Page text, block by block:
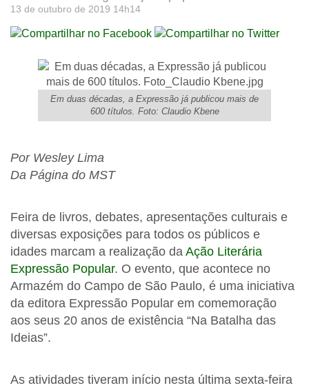
13 de outubro de 2019 14h14
Em duas décadas, a Expressão já publicou mais de
600 títulos. Foto: Claudio Kbene
Por Wesley Lima
Da Página do MST
Feira de livros, debates, apresentações culturais e
diversas exposições para todos os públicos e
idades marcam a realização da Ação Literária
Expressão Popular. O evento, que acontece no
Armazém do Campo de São Paulo, é uma iniciativa
da editora Expressão Popular em comemoração
aos seus 20 anos de existência “Na Batalha das
Ideias”.
As atividades tiveram início nesta última sexta-feira